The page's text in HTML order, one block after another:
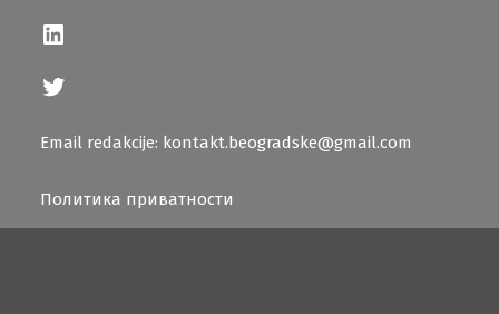
LinkedIn
Twitter
Email redakcije: kontakt.beogradske@gmail.com
Политика приватности